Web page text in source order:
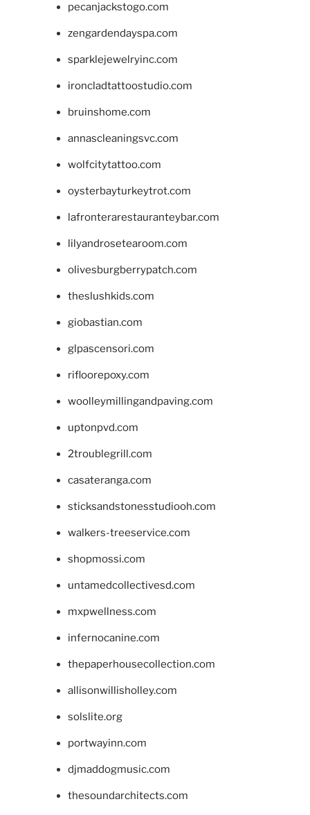
pecanjackstogo.com
zengardendayspa.com
sparklejewelryinc.com
ironcladtattoostudio.com
bruinshome.com
annascleaningsvc.com
wolfcitytattoo.com
oysterbayturkeytrot.com
lafronterarestauranteybar.com
lilyandrosetearoom.com
olivesburgberrypatch.com
theslushkids.com
giobastian.com
glpascensori.com
rifloorepoxy.com
woolleymillingandpaving.com
uptonpvd.com
2troublegrill.com
casateranga.com
sticksandstonesstudiooh.com
walkers-treeservice.com
shopmossi.com
untamedcollectivesd.com
mxpwellness.com
infernocanine.com
thepaperhousecollection.com
allisonwillisholley.com
solslite.org
portwayinn.com
djmaddogmusic.com
thesoundarchitects.com